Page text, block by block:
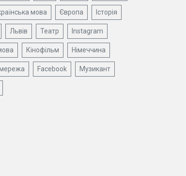
мова Європа Історія
Львів Театр Instagram
Кінофільм Німеччина
Facebook Музикант